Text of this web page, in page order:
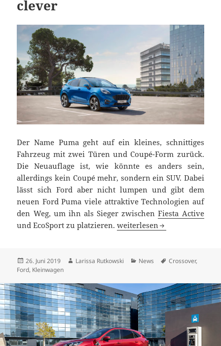
clever
Der Name Puma geht auf ein kleines, schnittiges
Fahrzeug mit zwei Türen und Coupé-Form zurück.
Die Neuauflage ist, wie könnte es anders sein,
allerdings kein Coupé mehr, sondern ein SUV. Dabei
lässt sich Ford aber nicht lumpen und gibt dem
neuen Ford Puma viele attraktive Technologien auf
den Weg, um ihn als Sieger zwischenFiesta Active
und EcoSport zu platzieren.Neuer Ford Puma:
weiterlesen
Veröffentlicht
am
26. Juni 2019 Autor
Larissa Rutkowski Kategorien
News Schlagwörter
Crossover,
Ford, Kleinwagen